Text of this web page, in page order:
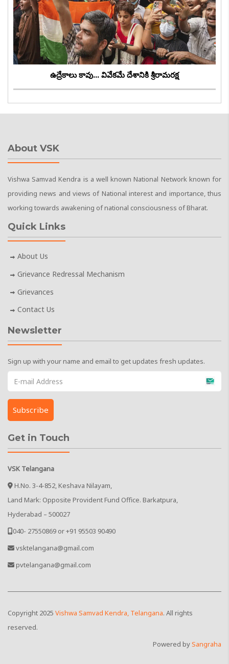
ఉద్రేకాలు కావు... వివేకమే దేశానికి శ్రీరామరక్ష
About VSK
Vishwa Samvad Kendra is a well known National Network known for
providing news and views of National interest and importance, thus
working towards awakening of national consciousness of Bharat.
Quick Links
About Us
Grievance Redressal Mechanism
Grievances
Contact Us
Newsletter
Sign up with your name and email to get updates fresh updates.
Get in Touch
VSK Telangana
H.No. 3-4-852, Keshava Nilayam,
Land Mark: Opposite Provident Fund Office. Barkatpura,
Hyderabad – 500027
040- 27550869 or +91 95503 90490
vsktelangana@gmail.com
pvtelangana@gmail.com
Copyright 2025 Vishwa Samvad Kendra, Telangana. All rights
reserved.
Powered bySangraha